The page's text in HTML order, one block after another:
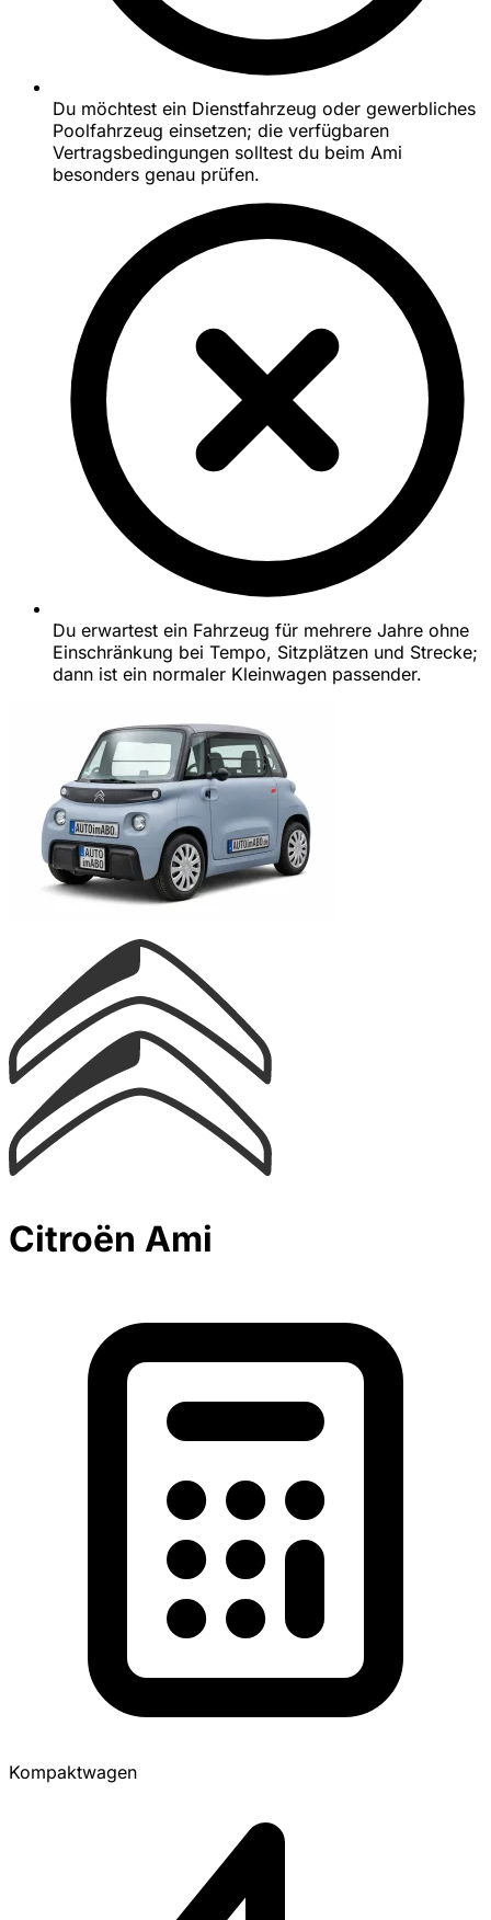
Du möchtest ein Dienstfahrzeug oder gewerbliches
Poolfahrzeug einsetzen; die verfügbaren
Vertragsbedingungen solltest du beim Ami
besonders genau prüfen.
Du erwartest ein Fahrzeug für mehrere Jahre ohne
Einschränkung bei Tempo, Sitzplätzen und Strecke;
dann ist ein normaler Kleinwagen passender.
Citroën Ami
Kompaktwagen